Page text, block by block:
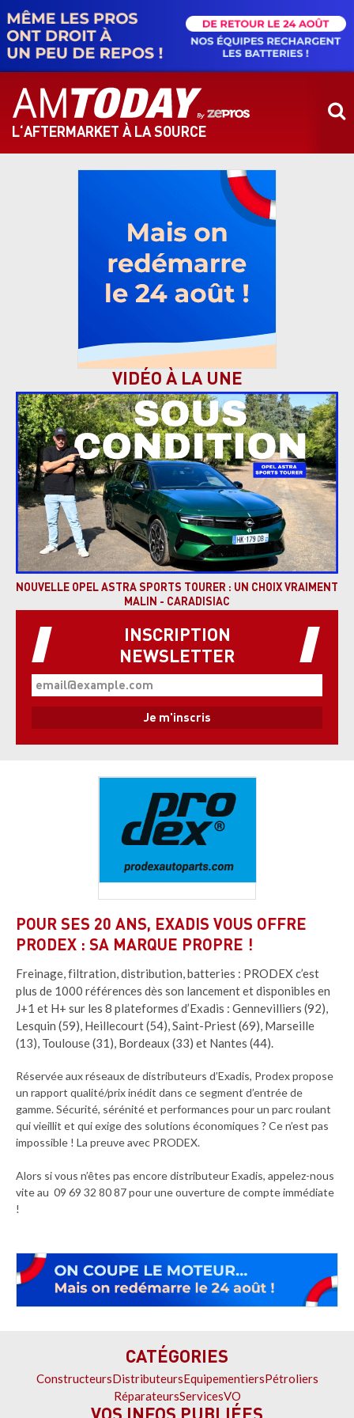
contenu
principal
L‘AFTERMARKET À LA SOURCE
VIDÉO À LA UNE
NOUVELLE OPEL ASTRA SPORTS TOURER : UN CHOIX VRAIMENT
MALIN - CARADISIAC
INSCRIPTION
NEWSLETTER
POUR SES 20 ANS, EXADIS VOUS OFFRE
PRODEX : SA MARQUE PROPRE !
Freinage, filtration, distribution, batteries : PRODEX c’est
plus de 1000 références dès son lancement et disponibles en
J+1 et H+ sur les 8 plateformes d’Exadis : Gennevilliers (92),
Lesquin (59), Heillecourt (54), Saint-Priest (69), Marseille
(13), Toulouse (31), Bordeaux (33) et Nantes (44).
Réservée aux réseaux de distributeurs d’Exadis, Prodex propose
un rapport qualité/prix inédit dans ce segment d’entrée de
gamme. Sécurité, sérénité et performances pour un parc roulant
qui vieillit et qui exige des solutions économiques ? Ce n’est pas
impossible ! La preuve avec PRODEX.
Alors si vous n’êtes pas encore distributeur Exadis, appelez-nous
vite au 09 69 32 80 87 pour une ouverture de compte immédiate
!
CATÉGORIES
ConstructeursDistributeursEquipementiersPétroliers
RéparateursServicesVO